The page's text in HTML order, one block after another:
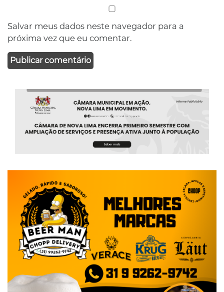
Salvar meus dados neste navegador para a
próxima vez que eu comentar.